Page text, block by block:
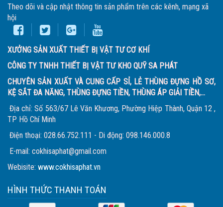
Theo dõi và cập nhật thông tin sản phẩm trên các kênh, mạng xã
hội
XƯỞNG SẢN XUẤT THIẾT BỊ VẬT TƯ CƠ KHÍ
CÔNG TY TNHH THIẾT BỊ VẬT TƯ KHO QUỸ SA PHÁT
CHUYÊN SẢN XUẤT VÀ CUNG CẤP SỈ, LẺ THÙNG ĐỰNG HỒ SƠ,
KỆ SẮT ĐA NĂNG, THÙNG ĐỰNG TIỀN, THÙNG ÁP GIẢI TIỀN,...
Địa chỉ: Số 563/67 Lê Văn Khương, Phường Hiệp Thành, Quận 12 ,
TP Hồ Chí Minh
Điện thoại: 028.66.752.111 - Di động: 098.146.000.8
E-mail: cokhisaphat@gmail.com
Webisite: www.cokhisaphat.vn
HÌNH THỨC THANH TOÁN